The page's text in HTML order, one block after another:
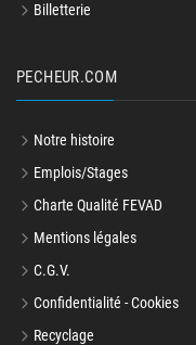
Billetterie
PECHEUR.COM
Notre histoire
Emplois/Stages
Charte Qualité FEVAD
Mentions légales
C.G.V.
Confidentialité - Cookies
Recyclage